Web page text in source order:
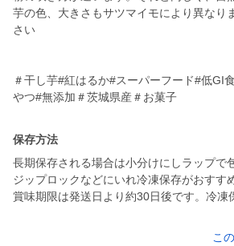
芋の色、大きさもサツマイモにより異なり
さい
＃干し芋#紅はるか#スーパーフード#低GI
保存方法
長期保存される場合は小分けにしラップで
ジップロックなどにいれ冷凍保存がおすす
賞味期限は発送日より約30日後です。冷凍
こ